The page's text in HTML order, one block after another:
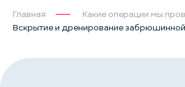
Главная
Какие операции мы
Вскрытие и дренирование забрюшинной